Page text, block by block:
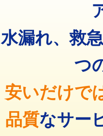
コンクリート斫り（厚さ10
モルタル補修（厚さ10㎝ま
廃棄・処分
止水・漏水調査・防水処理
止水・漏水調査・防水処理
止水・漏水調査・防水処理・
理・調整・分解・加工など（
その他部品の脱着
水漏れ、救
つ
安いだけで
品質なサー